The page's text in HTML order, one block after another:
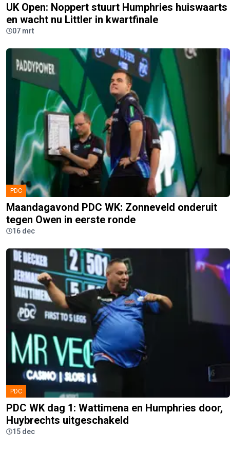
UK Open: Noppert stuurt Humphries huiswaarts
en wacht nu Littler in kwartfinale
07 mrt
PDC
Maandagavond PDC WK: Zonneveld onderuit
tegen Owen in eerste ronde
16 dec
PDC
PDC WK dag 1: Wattimena en Humphries door,
Huybrechts uitgeschakeld
15 dec